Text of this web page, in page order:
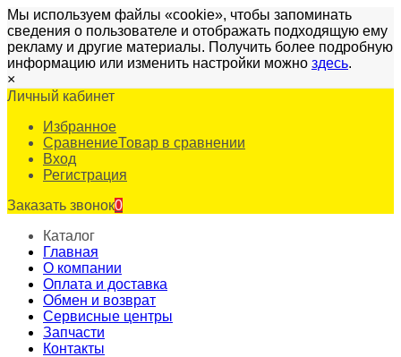
Мы используем файлы «cookie», чтобы запоминать
сведения о пользователе и отображать подходящую ему
рекламу и другие материалы. Получить более подробную
информацию или изменить настройки можно здесь.
×
Личный кабинет
Избранное
СравнениеТовар в сравнении
Вход
Регистрация
Заказать звонок0
Каталог
Главная
О компании
Оплата и доставка
Обмен и возврат
Сервисные центры
Запчасти
Контакты